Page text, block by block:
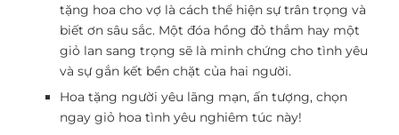
tặng hoa cho vợ là cách thể hiện sự trân trọng và
biết ơn sâu sắc. Một đóa hồng đỏ thắm hay một
giỏ lan sang trọng sẽ là minh chứng cho tình yêu
và sự gắn kết bền chặt của hai người.
Hoa tặng người yêu lãng mạn, ấn tượng, chọn
ngay giỏ hoa tình yêu nghiêm túc này!